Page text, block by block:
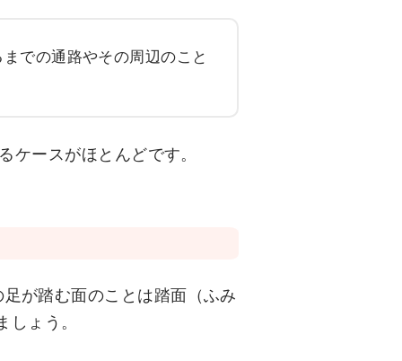
での通路やその周辺のこと
ースがほとんどです。
が踏む面のことは踏面（ふみ
ょう。